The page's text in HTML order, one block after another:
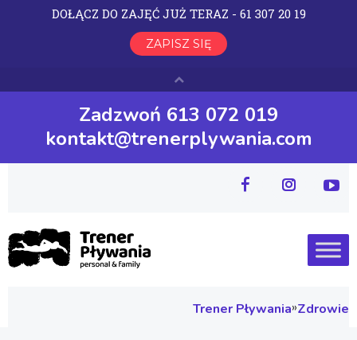
Zadzwoń 613 072 019
kontakt@trenerplywania.com
Trener Pływania»Zdrowie